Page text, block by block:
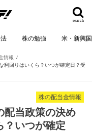
search
株の勉強 米・新興
情報
利回りはいくら？いつが確定日？受
株の配当金情報
配当政策の決め
？いつが確定